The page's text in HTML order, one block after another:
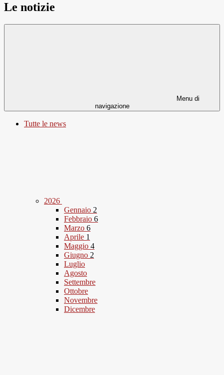
Le notizie
Menu di
navigazione
Tutte le news
2026
Gennaio 2
Febbraio 6
Marzo 6
Aprile 1
Maggio 4
Giugno 2
Luglio
Agosto
Settembre
Ottobre
Novembre
Dicembre